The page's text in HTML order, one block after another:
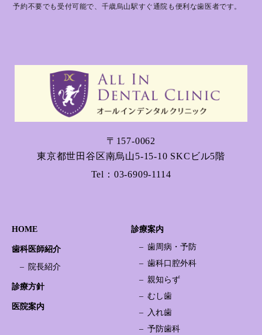
予約不要でも受付可能で、千歳烏山駅すぐ通院も便利な歯医者です。
〒157-0062
東京都世田谷区南烏山5-15-10 SKCビル5階
Tel： 03-6909-1114
HOME
歯科医師紹介
院長紹介
診療方針
医院案内
診療案内
歯周病・予防
歯科口腔外科
親知らず
むし歯
入れ歯
予防歯科